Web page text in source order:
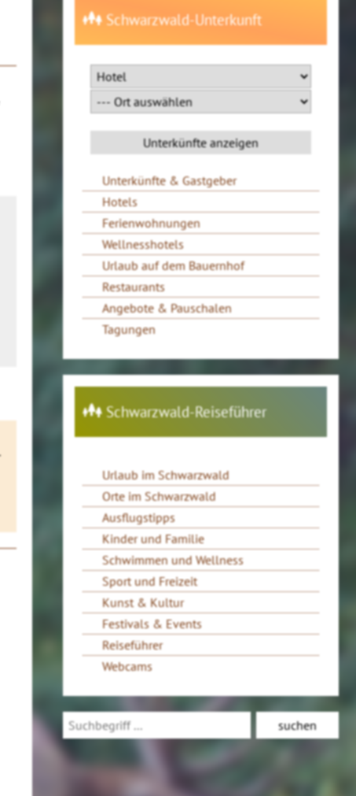
Schwarzwald-Unterkunft
Unterkünfte & Gastgeber
Hotels
Ferienwohnungen
Wellnesshotels
Urlaub auf dem Bauernhof
Restaurants
Angebote & Pauschalen
Tagungen
Schwarzwald-Reiseführer
Urlaub im Schwarzwald
Orte im Schwarzwald
Ausflugstipps
Kinder und Familie
Schwimmen und Wellness
Sport und Freizeit
Kunst & Kultur
Festivals & Events
Reiseführer
Webcams